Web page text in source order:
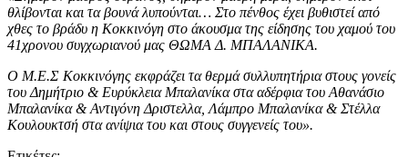
θλίβονται και τα βουνά λυπούνται… Στο πένθος έχει βυθιστεί από
χθες το βράδυ η Κοκκινόγη στο άκουσμα της είδησης του χαμού του
41χρονου συγχωριανού μας ΘΩΜΑ Δ. ΜΠΑΛΑΝΙΚΑ.
Ο Μ.Ε.Σ Κοκκινόγης εκφράζει τα θερμά συλλυπητήρια στους γονείς
του Δημήτριο & Ευρύκλεια Μπαλανίκα στα αδέρφια του Αθανάσιο
Μπαλανίκα & Αντιγόνη Δριστελλα, Λάμπρο Μπαλανίκα & Στέλλα
Κουλουκτσή στα ανίψια του και στους συγγενείς του».